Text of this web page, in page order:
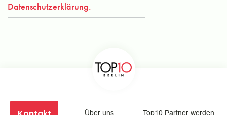
Datenschutzerklärung.
Über uns Top10 Partner werden